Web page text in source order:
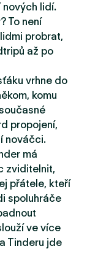
nových lidí.
To není
probrat,
až po
vrhne do
komu
propojení,
nováčci.
má
zviditelnit,
přátele, kteří
spoluhráče
ve více
Tinderu jde